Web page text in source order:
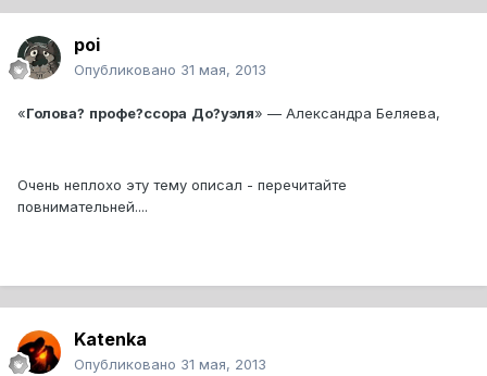
poi
Опубликовано 31 мая, 2013
«Голова? профе?ссора До?уэля» — Александра Беляева,
Очень неплохо эту тему описал - перечитайте
повнимательней....
Katenka
Опубликовано 31 мая, 2013